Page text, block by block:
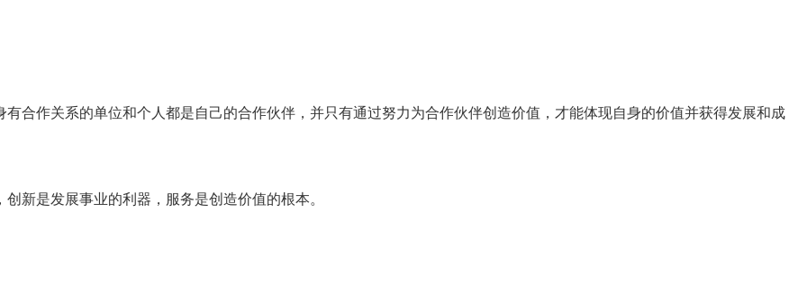
合作关系的单位和个人都是自己的合作伙伴，并只有通过努力为合作伙伴创造价值，才能体现自身的价值并获得发展和成
新是发展事业的利器，服务是创造价值的根本。